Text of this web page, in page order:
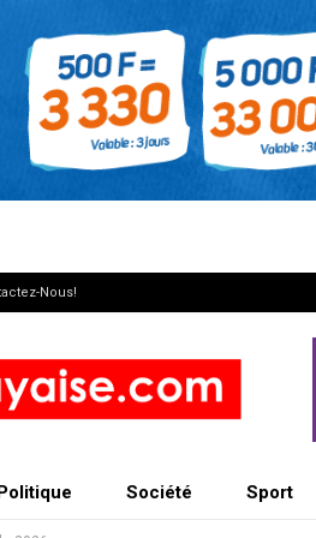
Nous!
Société Sport